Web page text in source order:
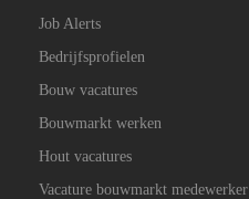
Job Alerts
Bedrijfsprofielen
Bouw vacatures
Bouwmarkt werken
Hout vacatures
Vacature bouwmarkt medewerker